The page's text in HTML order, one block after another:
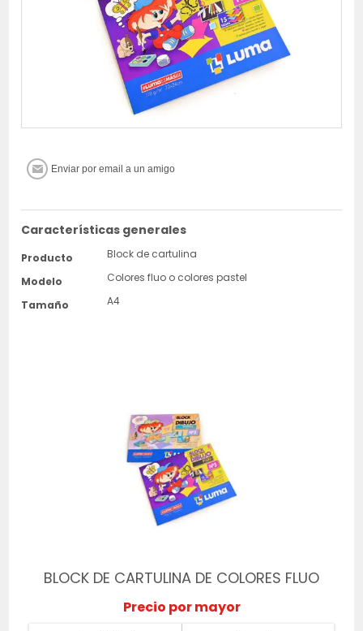
Características generales
Producto
Block de cartulina
Modelo
Colores fluo o colores pastel
Tamaño
A4
BLOCK DE CARTULINA DE COLORES FLUO
Precio por mayor